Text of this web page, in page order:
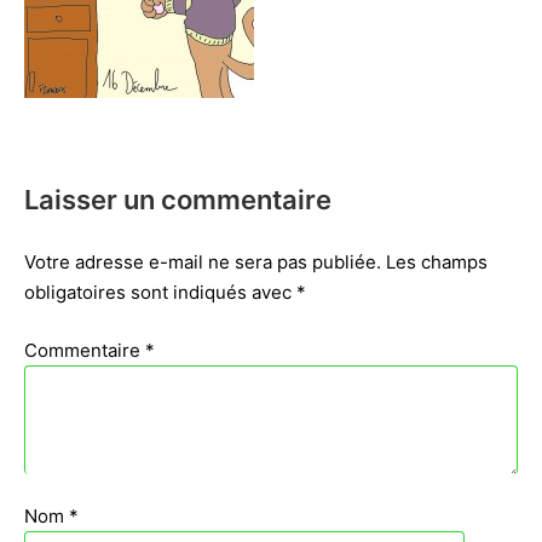
Laisser un commentaire
Votre adresse e-mail ne sera pas publiée. Les champs
obligatoires sont indiqués avec *
Commentaire *
Nom *